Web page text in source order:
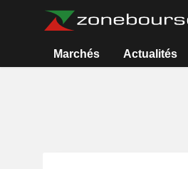
Marchés Actualités